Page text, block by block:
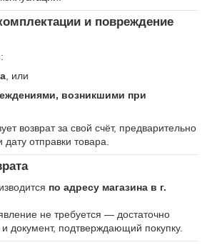
и повреждение
, или
возникшими при
возврат за свой счёт, предварительно
отправки товара.
по адресу магазина в г.
не требуется — достаточно
и документ, подтверждающий покупку.